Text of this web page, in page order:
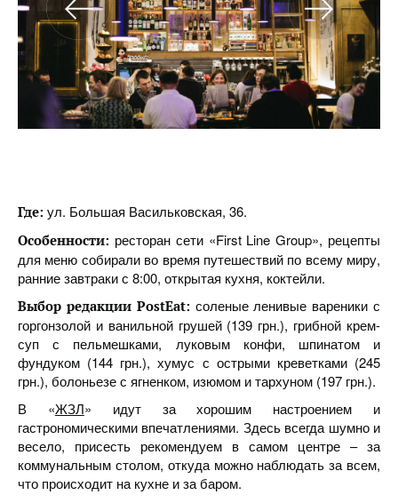
Где: ул. Большая Васильковская, 36.
Особенности: ресторан сети «First Line Group», рецепты
для меню собирали во время путешествий по всему миру,
ранние завтраки с 8:00, открытая кухня, коктейли.
Выбор редакции PostEat: соленые ленивые вареники с
горгонзолой и ванильной грушей (139 грн.), грибной крем-
суп с пельмешками, луковым конфи, шпинатом и
фундуком (144 грн.), хумус с острыми креветками (245
грн.), болоньезе с ягненком, изюмом и тархуном (197 грн.).
В «ЖЗЛ» идут за хорошим настроением и
гастрономическими впечатлениями. Здесь всегда шумно и
весело, присесть рекомендуем в самом центре – за
коммунальным столом, откуда можно наблюдать за всем,
что происходит на кухне и за баром.